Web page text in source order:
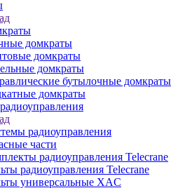
домкраты
домкраты
домкраты
бутылочные домкраты
домкраты
радиоуправления
части
радиоуправления Telecrane
радиоуправления Telecrane
универсальные XAC